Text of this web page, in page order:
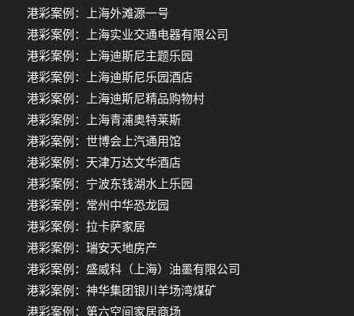
港彩案例：上海外滩源一号
港彩案例：上海实业交通电器有限公司
港彩案例：上海迪斯尼主题乐园
港彩案例：上海迪斯尼乐园酒店
港彩案例：上海迪斯尼精品购物村
港彩案例：上海青浦奥特莱斯
港彩案例：世博会上汽通用馆
港彩案例：天津万达文华酒店
港彩案例：宁波东钱湖水上乐园
港彩案例：常州中华恐龙园
港彩案例：拉卡萨家居
港彩案例：瑞安天地房产
港彩案例：盛威科（上海）油墨有限公司
港彩案例：神华集团银川羊场湾煤矿
港彩案例：第六空间家居商场